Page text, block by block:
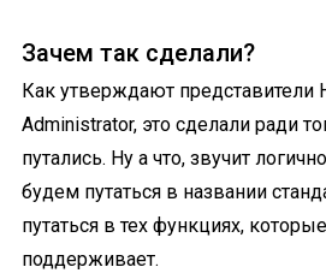
Зачем так сделали?
Как утверждают представители
Administrator, это сделали ради
путались. Ну а что, звучит
будем путаться в названии
путаться в тех функциях,
поддерживает.